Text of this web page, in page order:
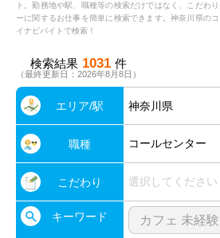
ト。勤務地や駅、職種等の検索だけではなく、こだわ
ーに関するお仕事を簡単に検索できます。神奈川県の
イナビバイトで検索！
検索結果 1031 件
（最終更新日：2026年8月8日）
エリア/駅 神奈川県
職種 コールセンター
こだわり 選択してください
キーワード